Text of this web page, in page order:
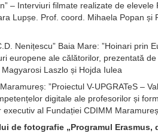
– Interviuri filmate realizate de elevele
Lupșe. Prof. coord. Mihaela Popan și
Nenițescu” Baia Mare: ”Hoinari prin
europene ale călătorilor, prezentată
Laszlo și Hojda Iulea
”Proiectul V-UPGRATeS –
digitale ale profesorilor și
executiv al Fundației CDIMM
de fotografie „Programul Erasmus,